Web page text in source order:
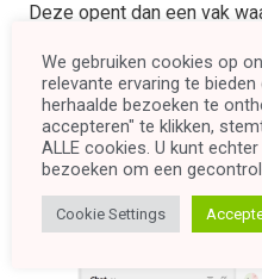
Deze opent dan een vak
Voor een bestaande
door op het potloodje te
We gebruiken cookies op
relevante ervaring te
herhaalde bezoeken te
accepteren" te klikken,
ALLE cookies. U kunt
bezoeken om een
Cookie Settings